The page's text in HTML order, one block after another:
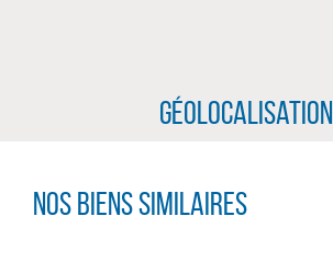
Géolocalisation
Nos biens similaires